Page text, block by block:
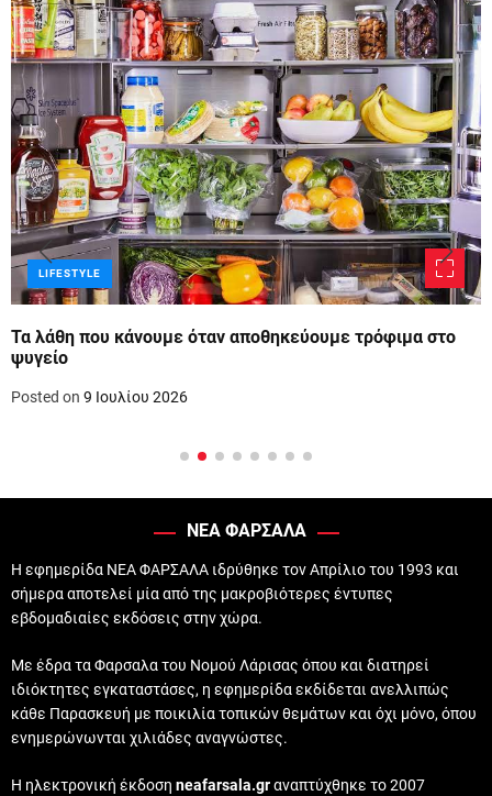
LIFESTYLE
Τα λάθη που κάνουμε όταν αποθηκεύουμε τρόφιμα στο
ψυγείο
Posted on 9 Ιουλίου 2026
ΝΕΑ ΦΑΡΣΑΛΑ
Η εφημερίδα ΝΕΑ ΦΑΡΣΑΛΑ ιδρύθηκε τον Απρίλιο του 1993 και
σήμερα αποτελεί μία από της μακροβιότερες έντυπες
εβδομαδιαίες εκδόσεις στην χώρα.
Με έδρα τα Φαρσαλα του Νομού Λάρισας όπου και διατηρεί
ιδιόκτητες εγκαταστάσες, η εφημερίδα εκδίδεται ανελλιπώς
κάθε Παρασκευή με ποικιλία τοπικών θεμάτων και όχι μόνο, όπου
ενημερώνωνται χιλιάδες αναγνώστες.
Η ηλεκτρονική έκδοση neafarsala.grαναπτύχθηκε το 2007